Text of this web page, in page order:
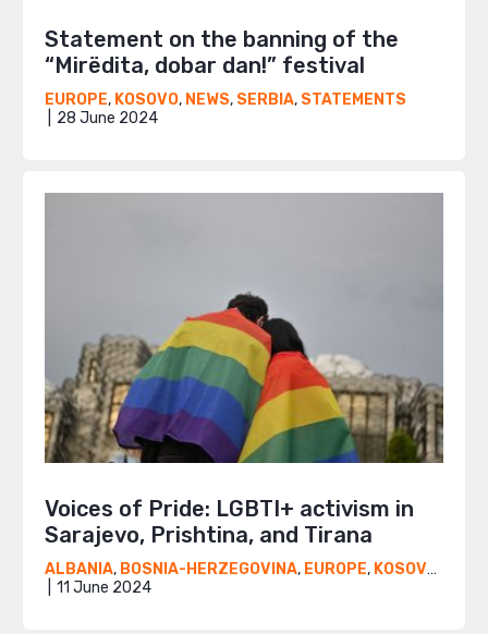
Statement on the banning of the
“Mirëdita, dobar dan!” festival
EUROPE, KOSOVO, NEWS, SERBIA, STATEMENTS
28 June 2024
Voices of Pride: LGBTI+ activism in
Sarajevo, Prishtina, and Tirana
ALBANIA, BOSNIA-HERZEGOVINA, EUROPE, KOSOVO
11 June 2024